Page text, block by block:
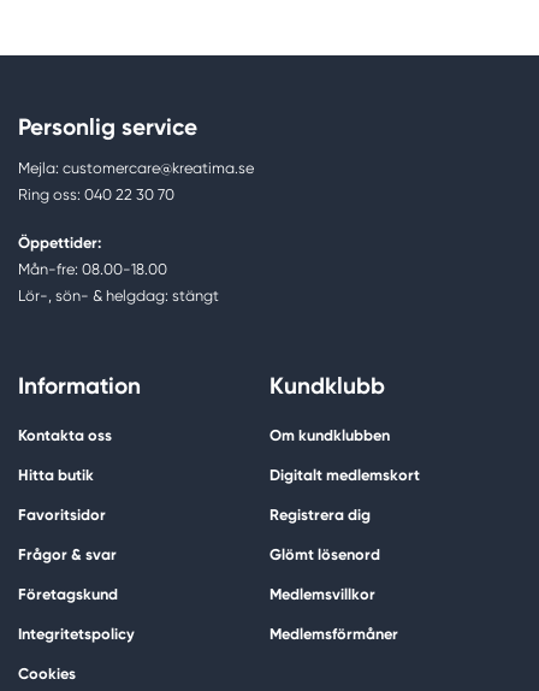
Personlig service
Mejla: customercare@kreatima.se
Ring oss: 040 22 30 70
Öppettider:
Mån-fre: 08.00-18.00
Lör-, sön- & helgdag: stängt
Information
Kontakta oss
Hitta butik
Favoritsidor
Frågor & svar
Företagskund
Integritetspolicy
Cookies
Kundklubb
Om kundklubben
Digitalt medlemskort
Registrera dig
Glömt lösenord
Medlemsvillkor
Medlemsförmåner